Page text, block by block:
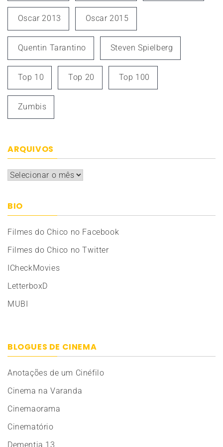
Oscar 2013 Oscar 2015
Quentin Tarantino Steven Spielberg
Top 10 Top 20 Top 100
Zumbis
ARQUIVOS
Arquivos
BIO
Filmes do Chico no Facebook
Filmes do Chico no Twitter
ICheckMovies
LetterboxD
MUBI
BLOGUES DE CINEMA
Anotações de um Cinéfilo
Cinema na Varanda
Cinemaorama
Cinematório
Dementia 13